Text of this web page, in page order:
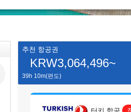
추천 항공권
KRW3,064,496~
39h 10m(편도)